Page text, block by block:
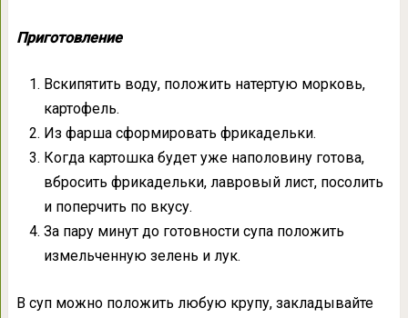
Приготовление
Вскипятить воду, положить натертую морковь,
картофель.
Из фарша сформировать фрикадельки.
Когда картошка будет уже наполовину готова,
вбросить фрикадельки, лавровый лист, посолить
и поперчить по вкусу.
За пару минут до готовности супа положить
измельченную зелень и лук.
В суп можно положить любую крупу, закладывайте